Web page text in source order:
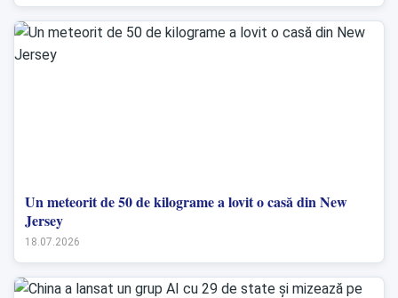
Un meteorit de 50 de kilograme a lovit o casă din New
Jersey
18.07.2026